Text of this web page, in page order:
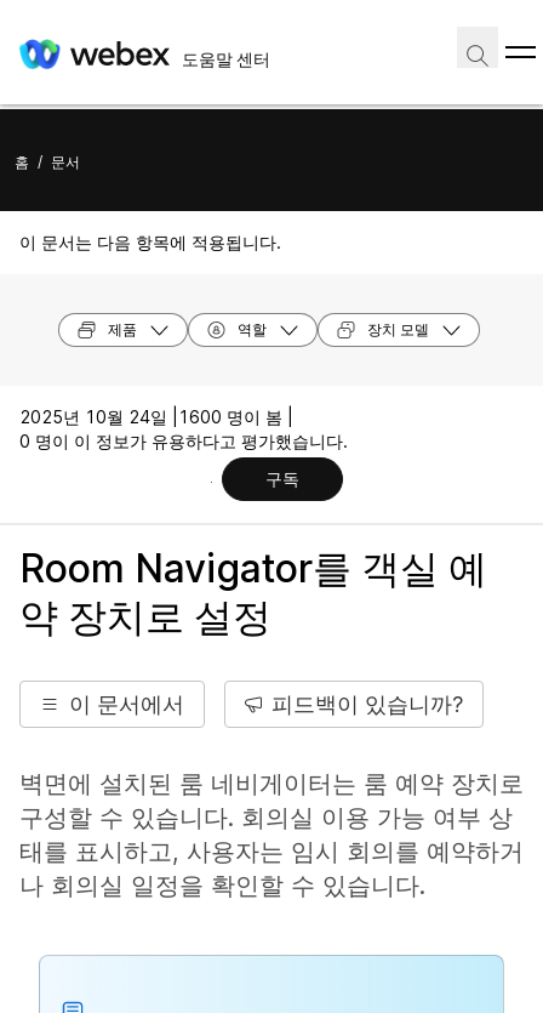
도움말 센터
홈 / 문서
이 문서는 다음 항목에 적용됩니다.
제품 역할 장치 모델
2025년 10월 24일 |
1600 명이 봄 |
0 명이 이 정보가 유용하다고 평가했습니다.
구독
Room Navigator를 객실 예
약 장치로 설정
이 문서에서 피드백이 있습니까?
벽면에 설치된 룸 네비게이터는 룸 예약 장치로
구성할 수 있습니다. 회의실 이용 가능 여부 상
태를 표시하고, 사용자는 임시 회의를 예약하거
나 회의실 일정을 확인할 수 있습니다.